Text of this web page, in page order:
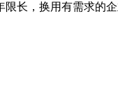
长，换用有需求的企